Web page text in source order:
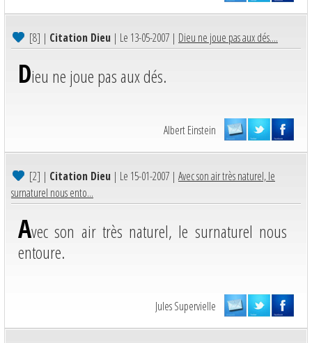
[8] | Citation Dieu | Le 13-05-2007 | Dieu ne joue pas aux dés....
Dieu ne joue pas aux dés.
Albert Einstein
[2] | Citation Dieu | Le 15-01-2007 | Avec son air très naturel, le
surnaturel nous ento...
Avec son air très naturel, le surnaturel nous
entoure.
Jules Supervielle